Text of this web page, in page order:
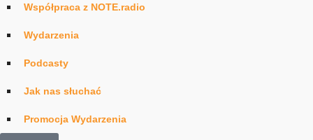
Współpraca z NOTE.radio
Wydarzenia
Podcasty
Jak nas słuchać
Promocja Wydarzenia